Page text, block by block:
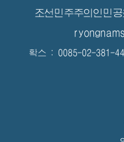
조선민주주의인민
확스 : 0085-02-